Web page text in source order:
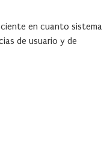
en cuanto sistema
de usuario y de